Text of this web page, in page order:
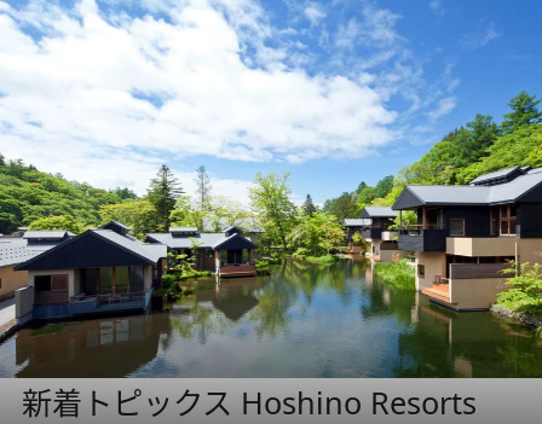
新着トピックス Hoshino Resorts